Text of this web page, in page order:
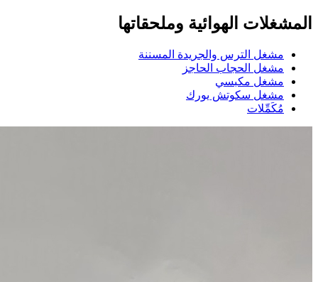
المشغلات الهوائية وملحقاتها
مشغل الترس والجريدة المسننة
مشغل الحجاب الحاجز
مشغل مكبسي
مشغل سكوتش يورك
مُكَمِّلات